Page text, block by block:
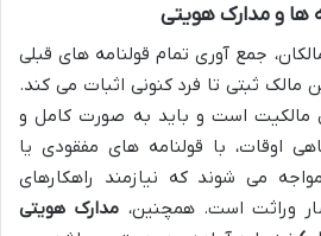
ها و مدارک هویتی
جمع آوری تمام قولنامه های قبلی
مالک ثبتی تا فرد کنونی اثبات می کند.
مالکیت است و باید به صورت کامل و
اوقات، با قولنامه های مفقودی یا
می شوند که نیازمند راهکارهای
وراثت است. همچنین، مدارک هویتی